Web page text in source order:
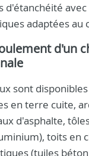
d'étanchéité
adaptées au
d'un
sont
en terre cuite,
d'asphalte,
toits en
(tuiles